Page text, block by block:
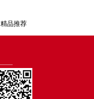
精品推荐